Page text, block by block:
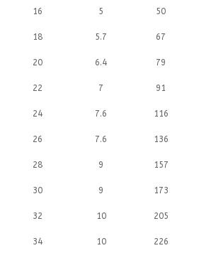
16 5 50
18 5.7 67
20 6.4 79
22 7 91
24 7.6 116
26 7.6 136
28 9 157
30 9 173
32 10 205
34 10 226